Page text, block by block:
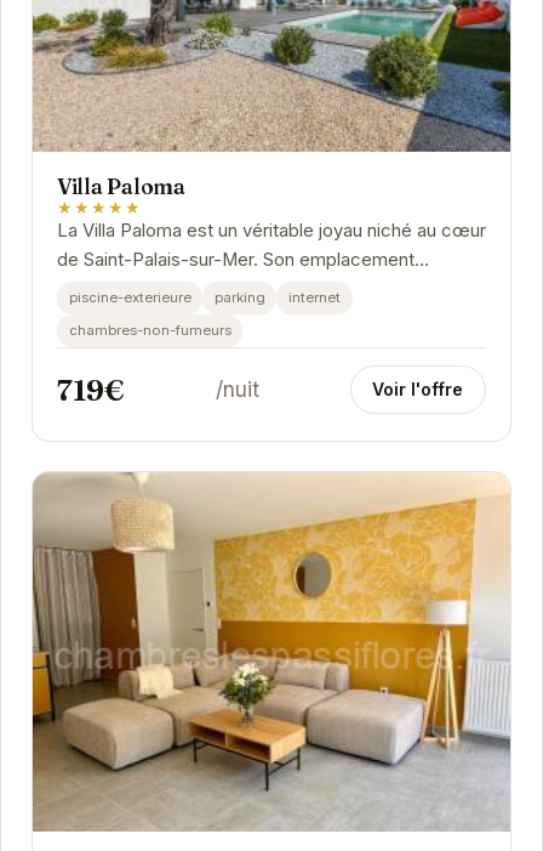
Villa Paloma
★★★★★
La Villa Paloma est un véritable joyau niché au cœur
de Saint-Palais-sur-Mer. Son emplacement
privilégié, à proximité des plages et des...
piscine-exterieure parking
internet
chambres-non-fumeurs
719€ /nuit Voir l'offre